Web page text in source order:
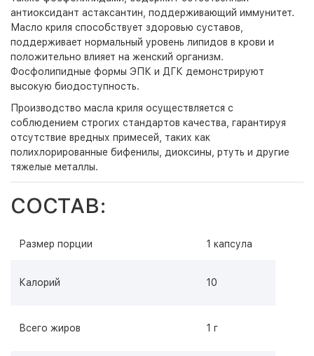
антиоксидант астаксантин, поддерживающий иммунитет.
Масло криля способствует здоровью суставов,
поддерживает нормальный уровень липидов в крови и
положительно влияет на женский организм.
Фосфолипидные формы ЭПК и ДГК демонстрируют
высокую биодоступность.
Производство масла криля осуществляется с
соблюдением строгих стандартов качества, гарантируя
отсутствие вредных примесей, таких как
полихлорированные бифенилы, диоксины, ртуть и другие
тяжелые металлы.
СОСТАВ:
Размер порции 1 капсула
Калорий 10
Всего жиров 1 г